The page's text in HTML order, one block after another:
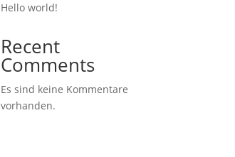
Hello world!
Recent
Comments
Es sind keine Kommentare
vorhanden.